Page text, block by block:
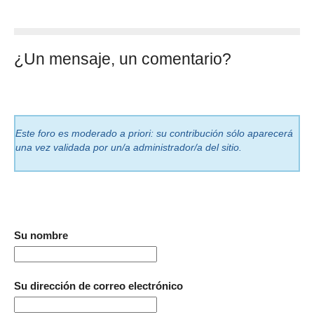
¿Un mensaje, un comentario?
Este foro es moderado a priori: su contribución sólo aparecerá
una vez validada por un/a administrador/a del sitio.
Su nombre
Su dirección de correo electrónico